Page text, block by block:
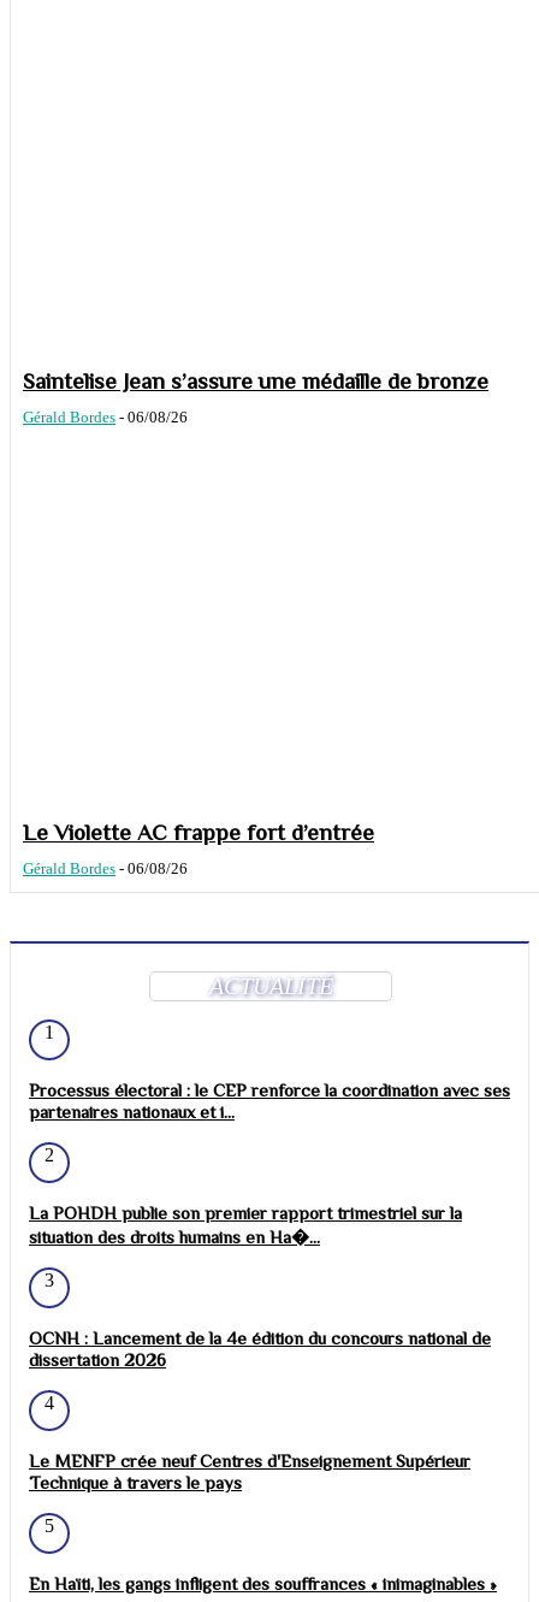
Saintelise Jean s’assure une médaille de bronze
Gérald Bordes - 06/08/26
Le Violette AC frappe fort d’entrée
Gérald Bordes - 06/08/26
ACTUALITÉ
1
Processus électoral : le CEP renforce la coordination avec ses
partenaires nationaux et i...
2
La POHDH publie son premier rapport trimestriel sur la
situation des droits humains en Ha�...
3
OCNH : Lancement de la 4e édition du concours national de
dissertation 2026
4
Le MENFP crée neuf Centres d'Enseignement Supérieur
Technique à travers le pays
5
En Haïti, les gangs infligent des souffrances « inimaginables »